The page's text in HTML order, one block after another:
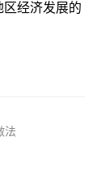
经济发展的
法